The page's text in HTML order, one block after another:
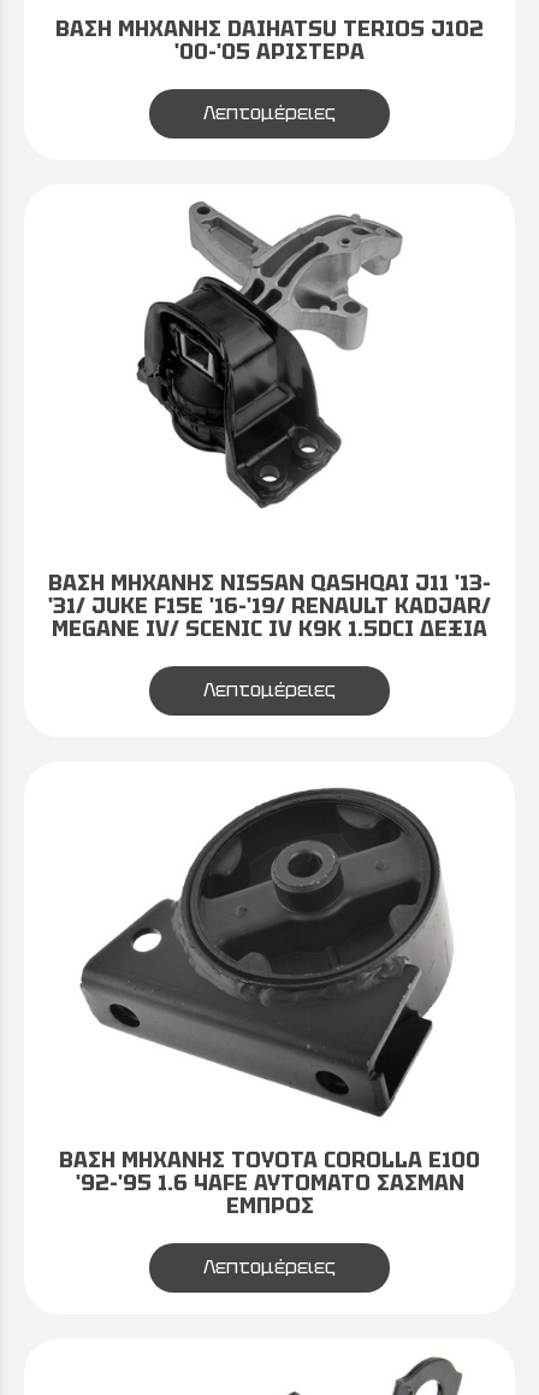
ΒΑΣΗ ΜΗΧΑΝΗΣ DAIHATSU TERIOS J102
'00-'05 ΑΡΙΣΤΕΡΑ
Λεπτομέρειες
ΒΑΣΗ ΜΗΧΑΝΗΣ NISSAN QASHQAI J11 '13-
'31/ JUKE F15E '16-'19/ RENAULT KADJAR/
MEGANE IV/ SCENIC IV K9K 1.5DCI ΔΕΞΙΑ
Λεπτομέρειες
ΒΑΣΗ ΜΗΧΑΝΗΣ TOYOTA COROLLA E100
'92-'95 1.6 4AFE ΑΥΤΟΜΑΤΟ ΣΑΣΜΑΝ
ΕΜΠΡΟΣ
Λεπτομέρειες